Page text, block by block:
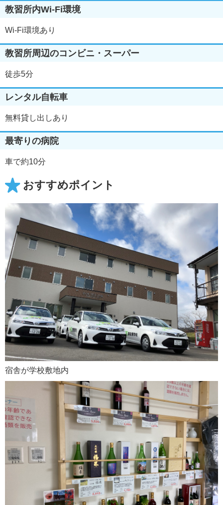
教習所内Wi-Fi環境
Wi-Fi環境あり
教習所周辺のコンビニ・スーパー
徒歩5分
レンタル自転車
無料貸し出しあり
最寄りの病院
車で約10分
おすすめポイント
宿舎が学校敷地内